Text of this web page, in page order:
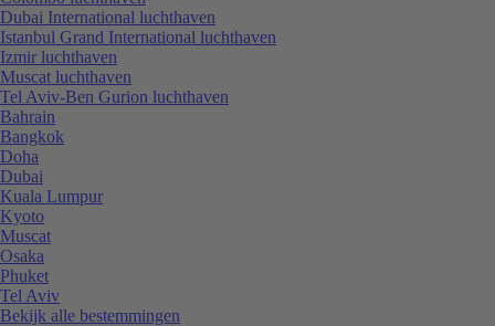
Dubai International luchthaven
Istanbul Grand International luchthaven
Izmir luchthaven
Muscat luchthaven
Tel Aviv-Ben Gurion luchthaven
Bahrain
Bangkok
Doha
Dubai
Kuala Lumpur
Kyoto
Muscat
Osaka
Phuket
Tel Aviv
Bekijk alle bestemmingen